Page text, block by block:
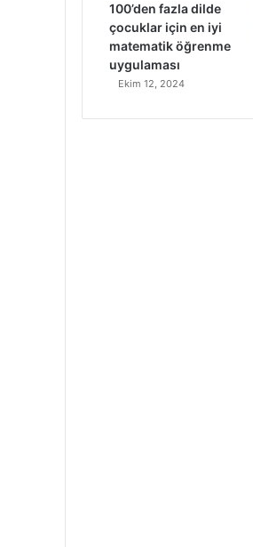
100’den fazla dilde
çocuklar için en iyi
matematik öğrenme
uygulaması
Ekim 12, 2024